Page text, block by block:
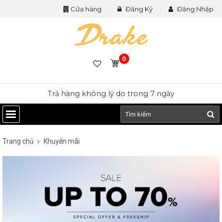
Cửa hàng Đăng Ký Đăng Nhập
0
Trả hàng không lý do trong 7 ngày
Trang chủ Khuyến mãi